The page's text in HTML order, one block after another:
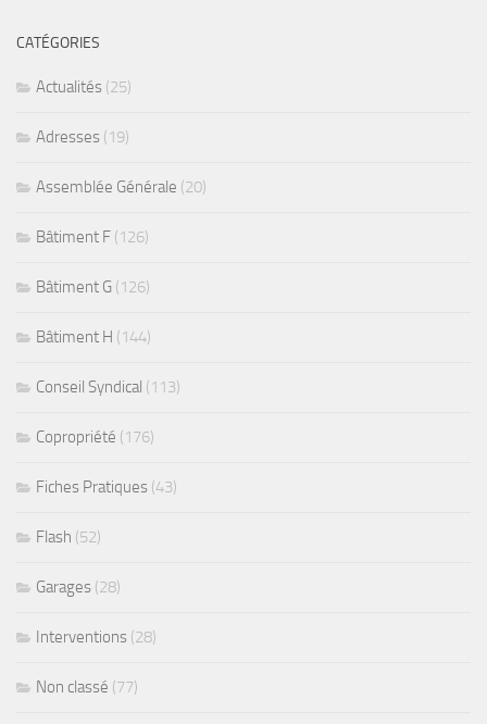
CATÉGORIES
Actualités (25)
Adresses (19)
Assemblée Générale (20)
Bâtiment F (126)
Bâtiment G (126)
Bâtiment H (144)
Conseil Syndical (113)
Copropriété (176)
Fiches Pratiques (43)
Flash (52)
Garages (28)
Interventions (28)
Non classé (77)